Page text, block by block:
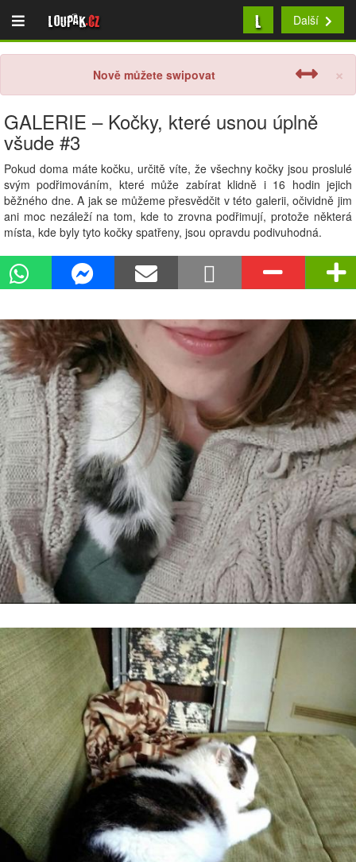
Loupak.cz L Další
×
Nově můžete swipovat
GALERIE – Kočky, které usnou úplně
všude #3
Pokud doma máte kočku, určitě víte, že všechny kočky jsou proslulé
svým podřimováním, které může zabírat klidně i 16 hodin jejich
běžného dne. A jak se můžeme přesvědčit v této galerii, očividně jim
ani moc nezáleží na tom, kde to zrovna podřimují, protože některá
místa, kde byly tyto kočky spatřeny, jsou opravdu podivuhodná.